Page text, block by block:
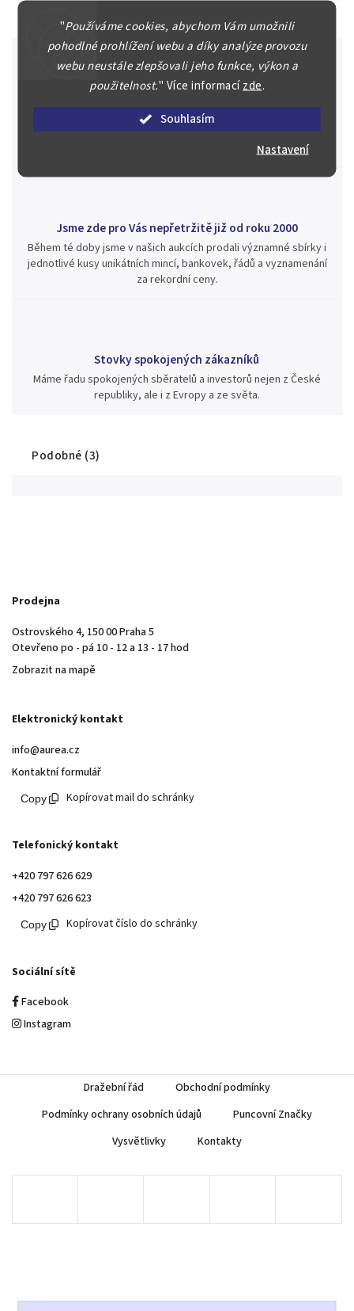
"Používáme cookies, abychom Vám umožnili
pohodlné prohlížení webu a díky analýze provozu
webu neustále zlepšovali jeho funkce, výkon a
použitelnost." Více informacízde.
Souhlasím
Nastavení
Špičkové služby za nejlepší ceny
Náš kolektiv specialistů a znalců se Vám bude plně věnovat.
Posoudíme kvalitu a pravost Vašeho materiálu, prodáme v naší
aukci nebo Vám poradíme kam investovat.
Jsme zde pro Vás nepřetržitě již od roku 2000
Během té doby jsme v našich aukcích prodali významné sbírky i
jednotlivé kusy unikátních mincí, bankovek, řádů a vyznamenání
za rekordní ceny.
Stovky spokojených zákazníků
Máme řadu spokojených sběratelů a investorů nejen z České
republiky, ale i z Evropy a ze světa.
Podobné (3)
Prodejna
Ostrovského 4, 150 00 Praha 5
Otevřeno po - pá 10 - 12 a 13 - 17 hod
Zobrazit na mapě
Elektronický kontakt
info@aurea.cz
Kontaktní formulář
Kopírovat mail do schránky
Telefonický kontakt
+420 797 626 629
+420 797 626 623
Kopírovat číslo do schránky
Sociální sítě
Facebook
Instagram
Dražební řád
Obchodní podmínky
Podmínky ochrany osobních údajů
Puncovní Značky
Vysvětlivky
Kontakty